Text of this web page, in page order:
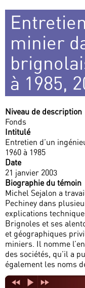
minier
à 1985,
Niveau de description
Fonds
Intitulé
Entretien d’un
1960 à 1985
Date
21 janvier 2003
Biographie du témoin
Michel Sejalon a
Pechiney dans
explications
Brignoles et ses
et géographiques
miniers. Il nomme
des sociétés, qu’il a
également les noms